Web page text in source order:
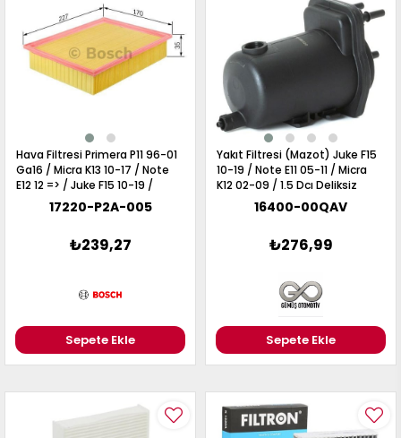
Hava Filtresi Primera P11 96-01
Ga16 / Micra K13 10-17 / Note
E12 12 => / Juke F15 10-19 /
Sunny N14 94-95 H= 26Mm
17220-P2A-005
₺239,27
Sepete Ekle
Yakıt Filtresi (Mazot) Juke F15
10-19 / Note E11 05-11 / Micra
K12 02-09 / 1.5 Dcı Deliksiz
16400-00QAV
₺276,99
Sepete Ekle